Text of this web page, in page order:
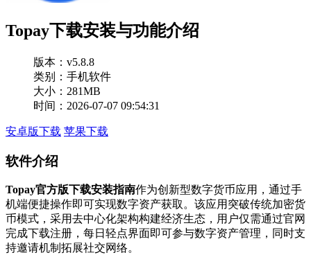
Topay下载安装与功能介绍
版本： v5.8.8
类别：手机软件
大小：281MB
时间：2026-07-07 09:54:31
安卓版下载 苹果下载
软件介绍
Topay官方版下载安装指南作为创新型数字货币应用，通过手
机端便捷操作即可实现数字资产获取。该应用突破传统加密货
币模式，采用去中心化架构构建经济生态，用户仅需通过官网
完成下载注册，每日轻点界面即可参与数字资产管理，同时支
持邀请机制拓展社交网络。